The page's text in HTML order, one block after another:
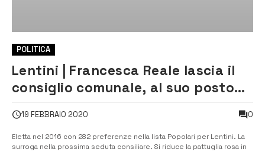
POLITICA
Lentini | Francesca Reale lascia il
consiglio comunale, al suo posto
19 FEBBRAIO 2020 0
Eletta nel 2016 con 282 preferenze nella lista Popolari per Lentini. La
surroga nella prossima seduta consiliare. Si riduce la pattuglia rosa in